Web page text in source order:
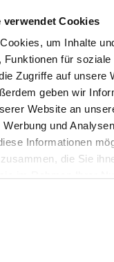
verwendet Cookies
um Inhalte
Funktionen für soziale
Zugriffe auf unsere
geben wir
Website an
und
Informationen
die Sie
/
SIE UNS
umschalten